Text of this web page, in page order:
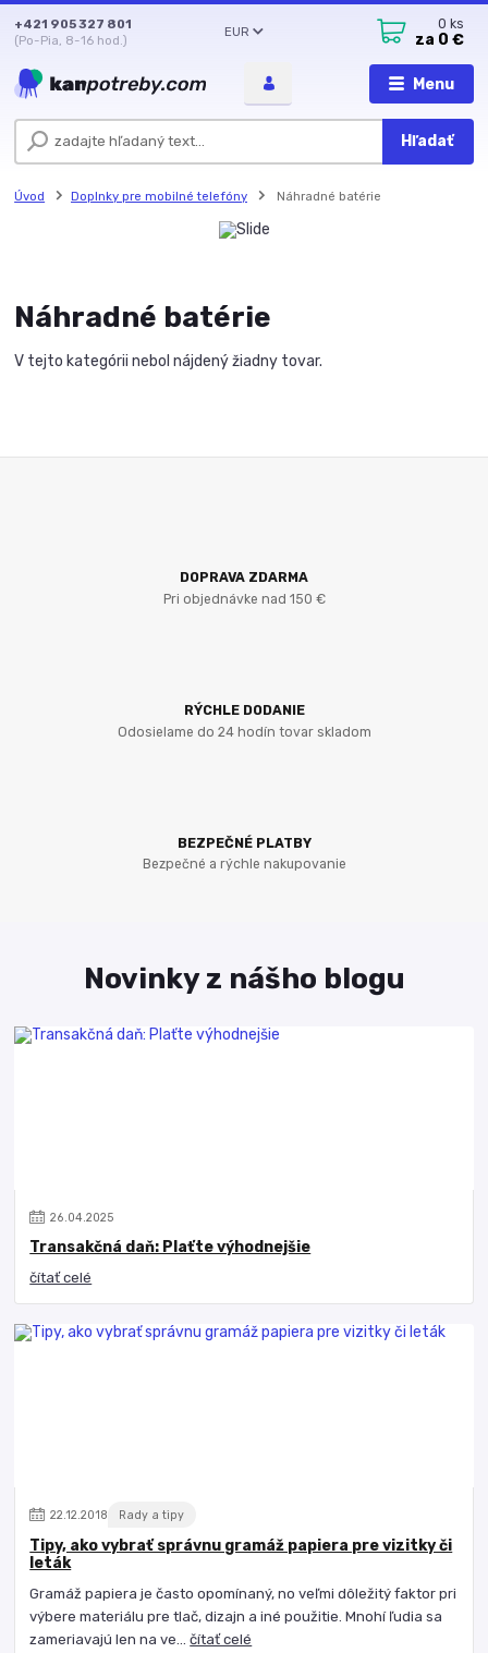
Menu
EUR
Hľadať
+421 905 327 801
(Po-Pia, 8-16 hod.)
0 ks
za 0 €
Úvod Doplnky pre mobilné telefóny Náhradné batérie
Náhradné batérie
V tejto kategórii nebol nájdený žiadny tovar.
DOPRAVA ZDARMA
Pri objednávke nad 150 €
RÝCHLE DODANIE
Odosielame do 24 hodín tovar skladom
BEZPEČNÉ PLATBY
Bezpečné a rýchle nakupovanie
Novinky z nášho blogu
26.04.2025
Transakčná daň: Plaťte výhodnejšie
čítať celé
22.12.2018 Rady a tipy
Tipy, ako vybrať správnu gramáž papiera pre vizitky či
leták
Gramáž papiera je často opomínaný, no veľmi dôležitý faktor pri
výbere materiálu pre tlač, dizajn a iné použitie. Mnohí ľudia sa
zameriavajú len na ve...čítať celé